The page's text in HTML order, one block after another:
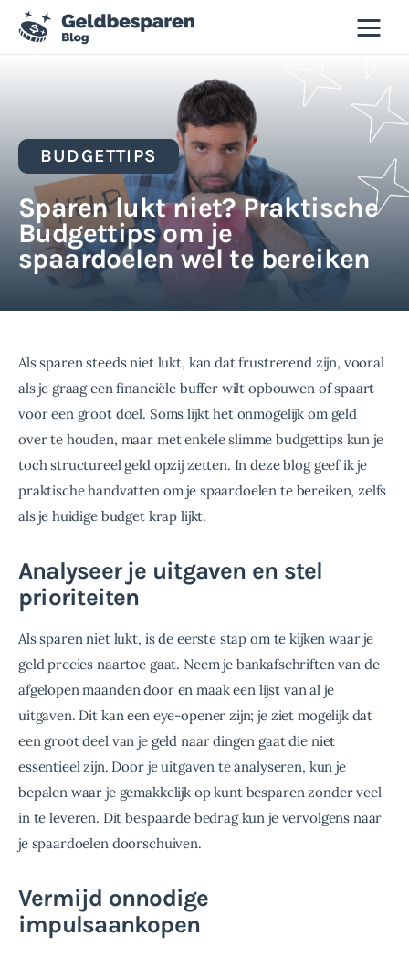
Budgettips
Duurzaamheid
Slim winkelen
Tweedehands
BUDGETTIPS
Sparen lukt niet? Praktische
Budgettips om je
spaardoelen wel te bereiken
Als sparen steeds niet lukt, kan dat frustrerend zijn, vooral
als je graag een financiële buffer wilt opbouwen of spaart
voor een groot doel. Soms lijkt het onmogelijk om geld
over te houden, maar met enkele slimme budgettips kun je
toch structureel geld opzij zetten. In deze blog geef ik je
praktische handvatten om je spaardoelen te bereiken, zelfs
als je huidige budget krap lijkt.
Analyseer je uitgaven en stel
prioriteiten
Als sparen niet lukt, is de eerste stap om te kijken waar je
geld precies naartoe gaat. Neem je bankafschriften van de
afgelopen maanden door en maak een lijst van al je
uitgaven. Dit kan een eye-opener zijn; je ziet mogelijk dat
een groot deel van je geld naar dingen gaat die niet
essentieel zijn. Door je uitgaven te analyseren, kun je
bepalen waar je gemakkelijk op kunt besparen zonder veel
in te leveren. Dit bespaarde bedrag kun je vervolgens naar
je spaardoelen doorschuiven.
Vermijd onnodige
impulsaankopen